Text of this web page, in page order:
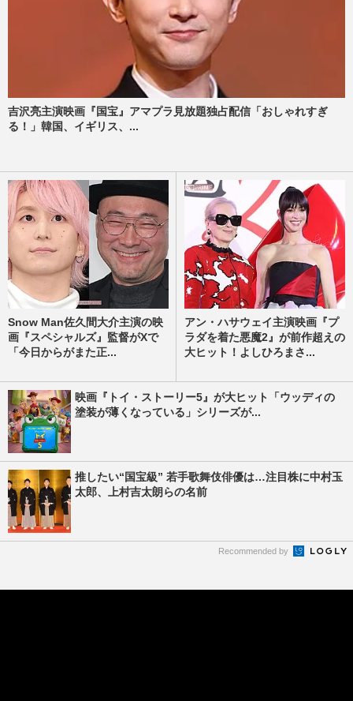
吉沢亮主演映画『国宝』アマプラ見放題独占配信「おしゃれすぎ
る！」韓国、イギリス、...
Snow Man佐久間大介主演の映
画『スペシャルズ』監督がXで
「今日からがまた正...
アン・ハサウェイ主演映画『プ
ラダを着た悪魔2』が前作超えの
大ヒット！よしひろまさ...
映画『トイ・ストーリー5』が大ヒット「ウッディの
塗装が薄くなっている」シリーズが...
推したい“国宝級” 若手歌舞伎俳優は…注目株に中村玉
太郎、上村吉太朗らの名前
Recommended by